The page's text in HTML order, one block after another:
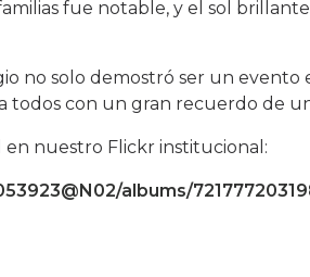
fue notable, y el sol
no solo demostró ser un
todos con un gran recuerdo de
en nuestro Flickr institucional:
albums/